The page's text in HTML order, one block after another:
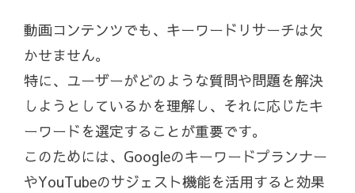
動画コンテンツでも、キーワードリサーチは欠
かせません。
特に、ユーザーがどのような質問や問題を解決
しようとしているかを理解し、それに応じたキ
ーワードを選定することが重要です。
このためには、Googleのキーワードプランナー
やYouTubeのサジェスト機能を活用すると効果